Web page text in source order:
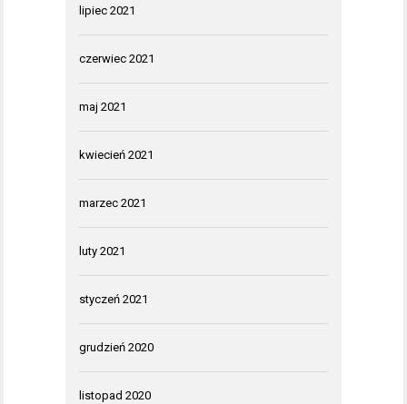
lipiec 2021
czerwiec 2021
maj 2021
kwiecień 2021
marzec 2021
luty 2021
styczeń 2021
grudzień 2020
listopad 2020